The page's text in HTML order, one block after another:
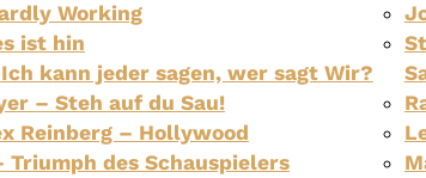
Working
ist hin
kann jeder sagen, wer sagt Wir?
– Steh auf du Sau!
Reinberg – Hollywood
Triumph des Schauspielers